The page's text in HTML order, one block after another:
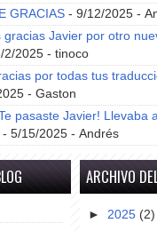
GRACIAS - 9/12/2025 -
gracias Javier por otro
2025 - tinoco
por todas tus
- Gaston
pasaste Javier! Llevaba
- 5/15/2025 - Andrés
ARCHIVO
► 2025 (2)